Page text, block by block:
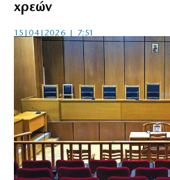
χρεών
15|04|2026 | 7:51